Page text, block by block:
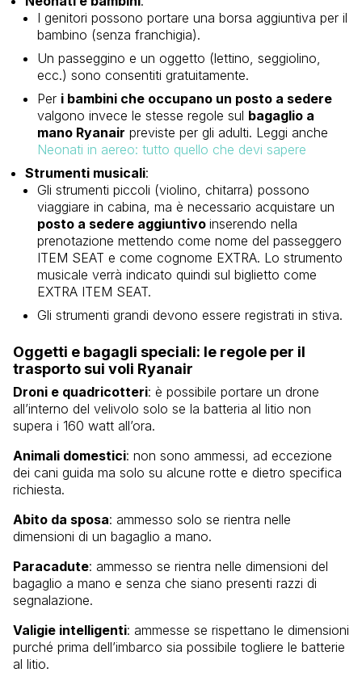
I genitori possono portare una borsa aggiuntiva per il
bambino (senza franchigia).
Un passeggino e un oggetto (lettino, seggiolino,
ecc.) sono consentiti gratuitamente.
Per i bambini che occupano un posto a sedere
valgono invece le stesse regole sul bagaglio a
mano Ryanair previste per gli adulti. Leggi anche
Neonati in aereo: tutto quello che devi sapere
Strumenti musicali:
Gli strumenti piccoli (violino, chitarra) possono
viaggiare in cabina, ma è necessario acquistare un
posto a sedere aggiuntivo inserendo nella
prenotazione mettendo come nome del passeggero
ITEM SEAT e come cognome EXTRA. Lo strumento
musicale verrà indicato quindi sul biglietto come
EXTRA ITEM SEAT.
Gli strumenti grandi devono essere registrati in stiva.
Oggetti e bagagli speciali: le regole per il
trasporto sui voli Ryanair
Droni e quadricotteri: è possibile portare un drone
all’interno del velivolo solo se la batteria al litio non
supera i 160 watt all’ora.
Animali domestici: non sono ammessi, ad eccezione
dei cani guida ma solo su alcune rotte e dietro specifica
richiesta.
Abito da sposa: ammesso solo se rientra nelle
dimensioni di un bagaglio a mano.
Paracadute: ammesso se rientra nelle dimensioni del
bagaglio a mano e senza che siano presenti razzi di
segnalazione.
Valigie intelligenti: ammesse se rispettano le dimensioni
purché prima dell’imbarco sia possibile togliere le batterie
al litio.